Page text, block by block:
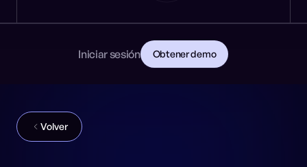
Descarga la guía para CISOs
Iniciar sesión Obtener demo
Volver